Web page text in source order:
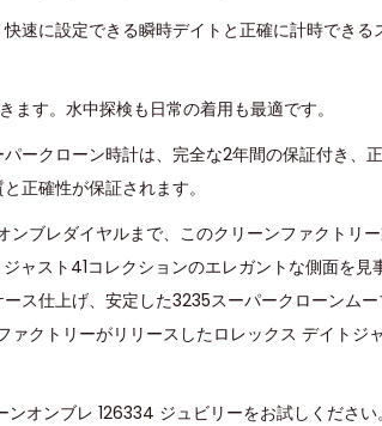
速に設定できる瞬時デイトと正確に計時できる
す。水中探検も日常の着用も最適です。
ークローン時計は、完全な2年間の保証付き、
正確性が保証されます。
ブレダイヤルまで、このクリーンファクトリ
ャスト41コレクションのエレガントな側面を見
ス仕上げ、安定した3235スーパークローンム
クトリーがリリースしたロレックス デイトジ
ンオンブレ 126334 ジュビリーをお試しくださ